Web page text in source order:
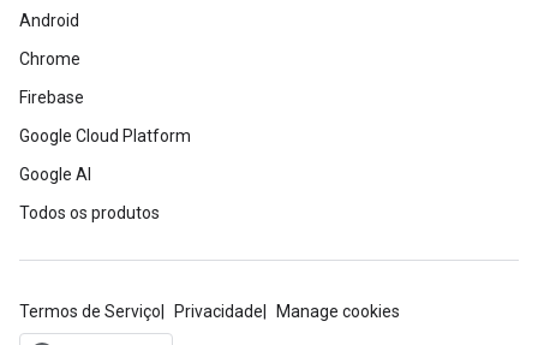
Android
Chrome
Firebase
Google Cloud Platform
Google AI
Todos os produtos
Termos de Serviço Privacidade Manage cookies